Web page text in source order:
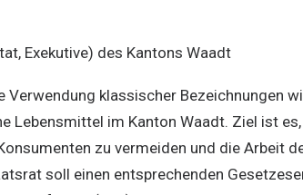
Exekutive) des Kantons Waadt
klassischer Bezeichnungen
Lebensmittel im Kanton Waadt. Ziel ist
zu vermeiden und die Arbeit
soll einen entsprechenden